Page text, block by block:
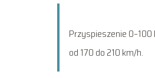
Przyspieszenie
od 170 do 210 km/h.